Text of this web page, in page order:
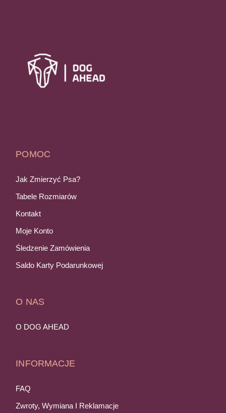
POMOC
Jak Zmierzyć Psa?
Tabele Rozmiarów
Kontakt
Moje Konto
Śledzenie Zamówienia
Saldo Karty Podarunkowej
O NAS
O DOG AHEAD
INFORMACJE
FAQ
Zwroty, Wymiana I Reklamacje